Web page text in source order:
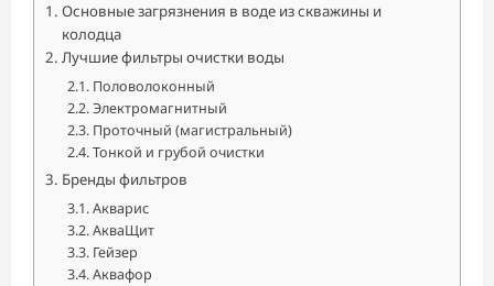
Основные загрязнения в воде из скважины и
колодца
Лучшие фильтры очистки воды
Половолоконный
Электромагнитный
Проточный (магистральный)
Тонкой и грубой очистки
Бренды фильтров
Акварис
АкваЩит
Гейзер
Аквафор